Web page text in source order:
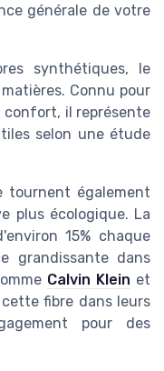
générale de votre
synthétiques, le
Connu pour
confort, il représente
selon une étude
tournent également
plus écologique. La
15% chaque
grandissante dans
Calvin Klein et
fibre dans leurs
pour des